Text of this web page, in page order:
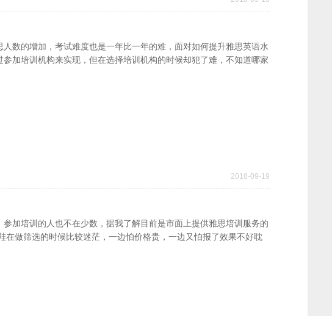
数的增加，考试难度也是一年比一年的难，面对如何提升雅思英语水
加培训机构来实现，但在选择培训机构的时候却犯了难，不知道哪家
2018-09-19
加培训的人也不在少数，据我了解目前是市面上提供雅思培训服务的
在做筛选的时候比较迷茫，一边怕价格贵，一边又怕报了效果不好耽